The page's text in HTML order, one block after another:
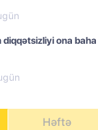
diqqətsizliyi ona
Həftə